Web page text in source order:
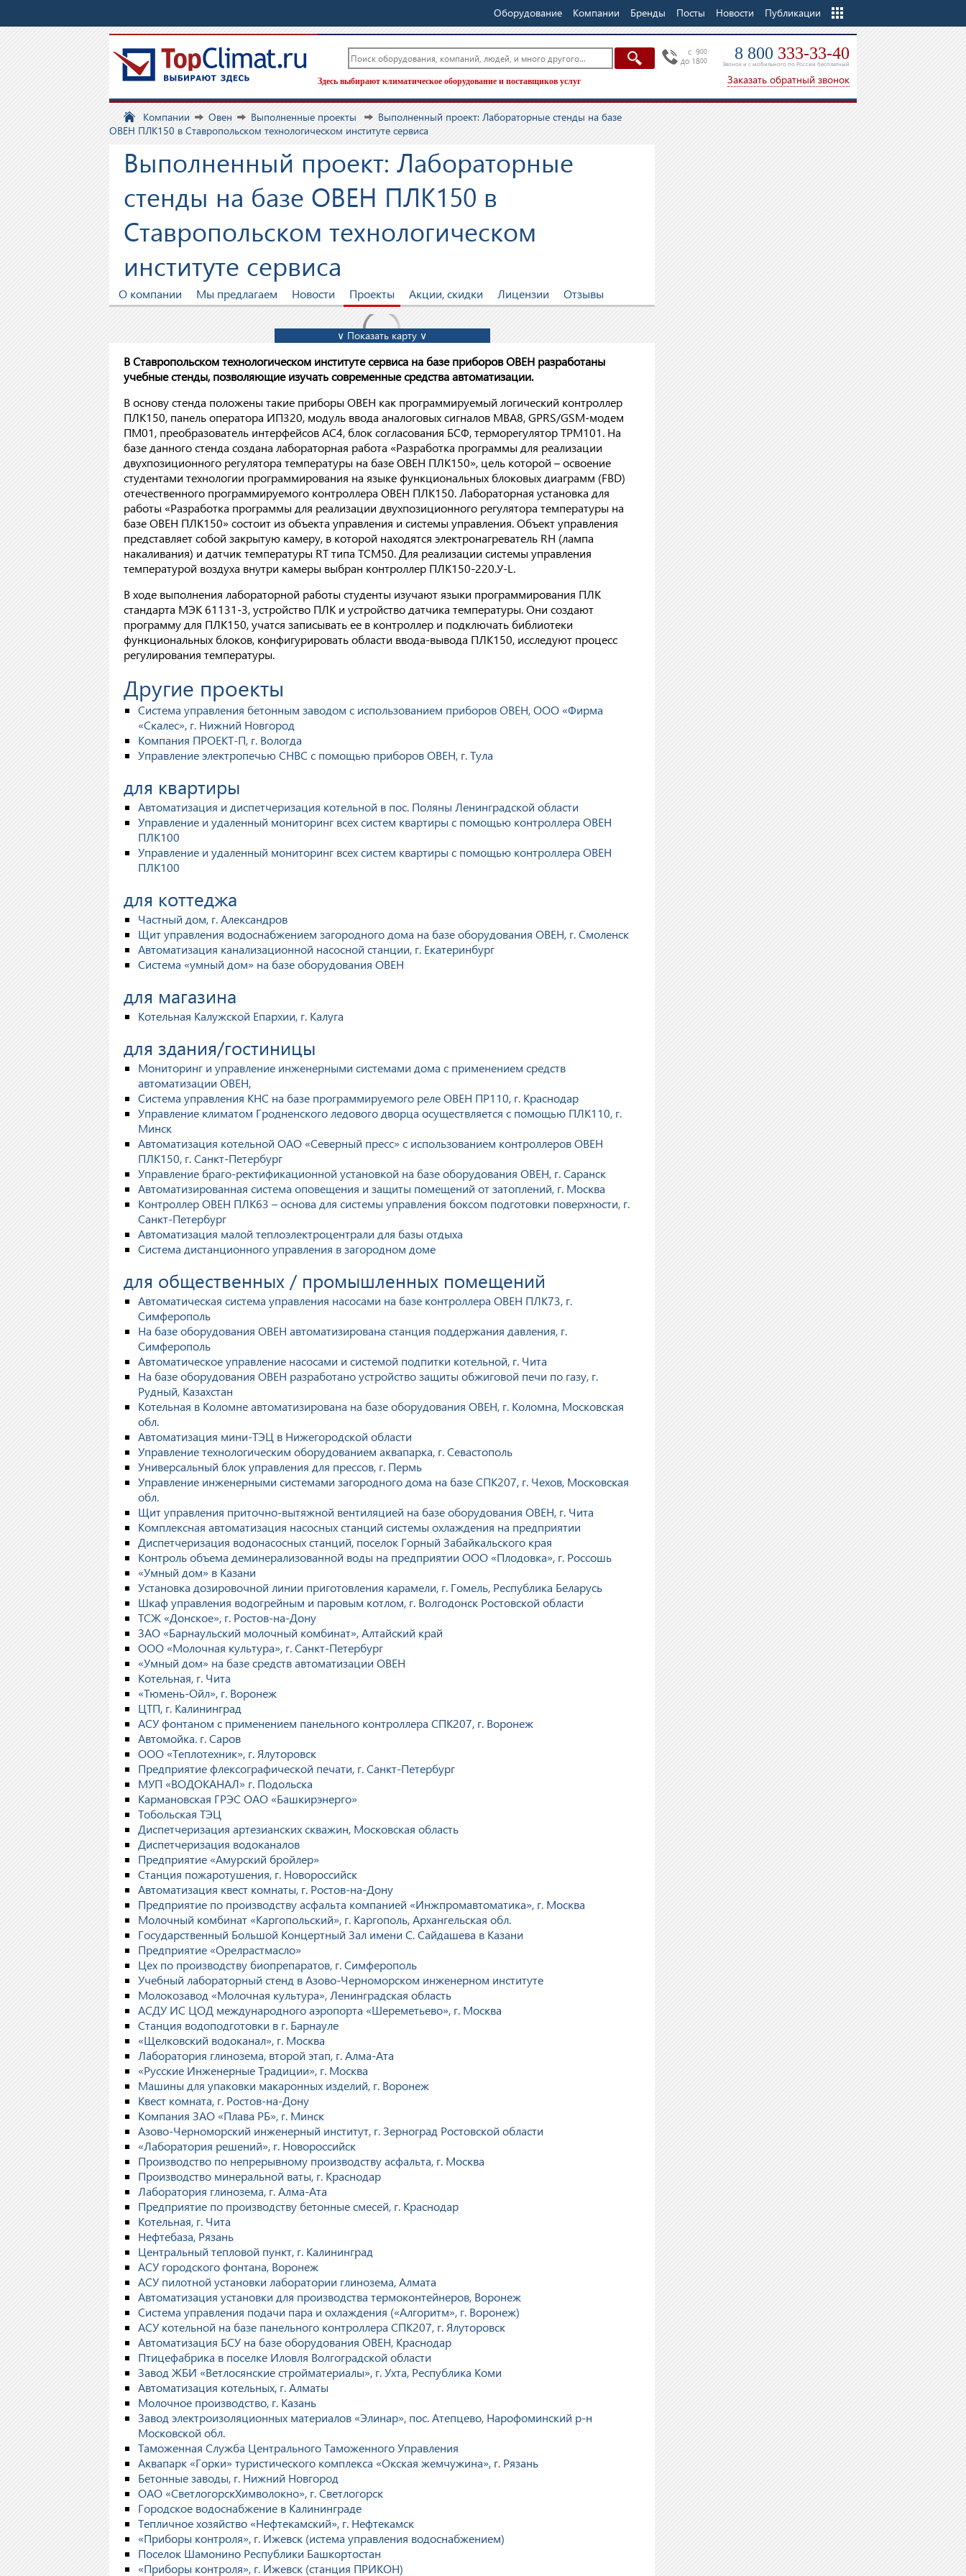
Оборудование Компании Бренды Посты Новости Публикации
Еще
c 900
до 1800 8 800 333-33-40
Звонок и с мобильного по России бесплатный
Заказать обратный звонок
Здесь выбирают климатическое оборудование и поставщиков услуг
Компании Овен Выполненные проекты
Выполненный проект: Лабораторные стенды на базе
ОВЕН ПЛК150 в Ставропольском технологическом институте сервиса
Выполненный проект: Лабораторные
стенды на базе ОВЕН ПЛК150 в
Ставропольском технологическом
институте сервиса
О компании Мы предлагаем Новости Проекты Акции, скидки Лицензии Отзывы
∨ Показать карту ∨
В Ставропольском технологическом институте сервиса на базе приборов ОВЕН разработаны
учебные стенды, позволяющие изучать современные средства автоматизации.
В основу стенда положены такие приборы ОВЕН как программируемый логический контроллер
ПЛК150, панель оператора ИП320, модуль ввода аналоговых сигналов МВА8, GPRS/GSM-модем
ПМ01, преобразователь интерфейсов АС4, блок согласования БСФ, терморегулятор ТРМ101. На
базе данного стенда создана лабораторная работа «Разработка программы для реализации
двухпозиционного регулятора температуры на базе ОВЕН ПЛК150», цель которой – освоение
студентами технологии программирования на языке функциональных блоковых диаграмм (FBD)
отечественного программируемого контроллера ОВЕН ПЛК150. Лабораторная установка для
работы «Разработка программы для реализации двухпозиционного регулятора температуры на
базе ОВЕН ПЛК150» состоит из объекта управления и системы управления. Объект управления
представляет собой закрытую камеру, в которой находятся электронагреватель RН (лампа
накаливания) и датчик температуры RT типа ТСМ50. Для реализации системы управления
температурой воздуха внутри камеры выбран контроллер ПЛК150-220.У-L.
В ходе выполнения лабораторной работы студенты изучают языки программирования ПЛК
стандарта МЭК 61131-3, устройство ПЛК и устройство датчика температуры. Они создают
программу для ПЛК150, учатся записывать ее в контроллер и подключать библиотеки
функциональных блоков, конфигурировать области ввода-вывода ПЛК150, исследуют процесс
регулирования температуры.
Другие проекты
Система управления бетонным заводом с использованием приборов ОВЕН, ООО «Фирма
«Скалес», г. Нижний Новгород
Компания ПРОЕКТ-П, г. Вологда
Управление электропечью СНВС с помощью приборов ОВЕН, г. Тула
для квартиры
Автоматизация и диспетчеризация котельной в пос. Поляны Ленинградской области
Управление и удаленный мониторинг всех систем квартиры с помощью контроллера ОВЕН
ПЛК100
Управление и удаленный мониторинг всех систем квартиры с помощью контроллера ОВЕН
ПЛК100
для коттеджа
Частный дом, г. Александров
Щит управления водоснабжением загородного дома на базе оборудования ОВЕН, г. Смоленск
Автоматизация канализационной насосной станции, г. Екатеринбург
Система «умный дом» на базе оборудования ОВЕН
для магазина
Котельная Калужской Епархии, г. Калуга
для здания/гостиницы
Мониторинг и управление инженерными системами дома с применением средств
автоматизации ОВЕН,
Система управления КНС на базе программируемого реле ОВЕН ПР110, г. Краснодар
Управление климатом Гродненского ледового дворца осуществляется с помощью ПЛК110, г.
Минск
Автоматизация котельной ОАО «Северный пресс» с использованием контроллеров ОВЕН
ПЛК150, г. Санкт-Петербург
Управление браго-ректификационной установкой на базе оборудования ОВЕН, г. Саранск
Автоматизированная система оповещения и защиты помещений от затоплений, г. Москва
Контроллер ОВЕН ПЛК63 – основа для системы управления боксом подготовки поверхности, г.
Санкт-Петербург
Автоматизация малой теплоэлектроцентрали для базы отдыха
Система дистанционного управления в загородном доме
для общественных / промышленных помещений
Автоматическая система управления насосами на базе контроллера ОВЕН ПЛК73, г.
Симферополь
На базе оборудования ОВЕН автоматизирована станция поддержания давления, г.
Симферополь
Автоматическое управление насосами и системой подпитки котельной, г. Чита
На базе оборудования ОВЕН разработано устройство защиты обжиговой печи по газу, г.
Рудный, Казахстан
Котельная в Коломне автоматизирована на базе оборудования ОВЕН, г. Коломна, Московская
обл.
Автоматизация мини-ТЭЦ в Нижегородской области
Управление технологическим оборудованием аквапарка, г. Севастополь
Универсальный блок управления для прессов, г. Пермь
Управление инженерными системами загородного дома на базе СПК207, г. Чехов, Московская
обл.
Щит управления приточно-вытяжной вентиляцией на базе оборудования ОВЕН, г. Чита
Комплексная автоматизация насосных станций системы охлаждения на предприятии
Диспетчеризация водонасосных станций, поселок Горный Забайкальского края
Контроль объема деминерализованной воды на предприятии ООО «Плодовка», г. Россошь
«Умный дом» в Казани
Установка дозировочной линии приготовления карамели, г. Гомель, Республика Беларусь
Шкаф управления водогрейным и паровым котлом, г. Волгодонск Ростовской области
ТСЖ «Донское», г. Ростов-на-Дону
ЗАО «Барнаульский молочный комбинат», Алтайский край
ООО «Молочная культура», г. Санкт-Петербург
«Умный дом» на базе средств автоматизации ОВЕН
Котельная, г. Чита
«Тюмень-Ойл», г. Воронеж
ЦТП, г. Калининград
АСУ фонтаном с применением панельного контроллера СПК207, г. Воронеж
Автомойка. г. Саров
ООО «Теплотехник», г. Ялуторовск
Предприятие флексографической печати, г. Санкт-Петербург
МУП «ВОДОКАНАЛ» г. Подольска
Кармановская ГРЭС ОАО «Башкирэнерго»
Тобольская ТЭЦ
Диспетчеризация артезианских скважин, Московская область
Диспетчеризация водоканалов
Предприятие «Амурский бройлер»
Станция пожаротушения, г. Новороссийск
Автоматизация квест комнаты, г. Ростов-на-Дону
Предприятие по производству асфальта компанией «Инжпромавтоматика», г. Москва
Молочный комбинат «Каргопольский», г. Каргополь, Архангельская обл.
Государственный Большой Концертный Зал имени С. Сайдашева в Казани
Предприятие «Орелрастмасло»
Цех по производству биопрепаратов, г. Симферополь
Учебный лабораторный стенд в Азово-Черноморском инженерном институте
Молокозавод «Молочная культура», Ленинградская область
АСДУ ИС ЦОД международного аэропорта «Шереметьево», г. Москва
Станция водоподготовки в г. Барнауле
«Щелковский водоканал», г. Москва
Лаборатория глинозема, второй этап, г. Алма-Ата
«Русские Инженерные Традиции», г. Москва
Машины для упаковки макаронных изделий, г. Воронеж
Квест комната, г. Ростов-на-Дону
Компания ЗАО «Плава РБ», г. Минск
Азово-Черноморский инженерный институт, г. Зерноград Ростовской области
«Лаборатория решений», г. Новороссийск
Производство по непрерывному производству асфальта, г. Москва
Производство минеральной ваты, г. Краснодар
Лаборатория глинозема, г. Алма-Ата
Предприятие по производству бетонные смесей, г. Краснодар
Котельная, г. Чита
Нефтебаза, Рязань
Центральный тепловой пункт, г. Калининград
АСУ городского фонтана, Воронеж
АСУ пилотной установки лаборатории глинозема, Алмата
Автоматизация установки для производства термоконтейнеров, Воронеж
Система управления подачи пара и охлаждения («Алгоритм», г. Воронеж)
АСУ котельной на базе панельного контроллера СПК207, г. Ялуторовск
Автоматизация БСУ на базе оборудования ОВЕН, Краснодар
Птицефабрика в поселке Иловля Волгоградской области
Завод ЖБИ «Ветлосянские стройматериалы», г. Ухта, Республика Коми
Автоматизация котельных, г. Алматы
Молочное производство, г. Казань
Завод электроизоляционных материалов «Элинар», пос. Атепцево, Нарофоминский р-н
Московской обл.
Таможенная Служба Центрального Таможенного Управления
Аквапарк «Горки» туристического комплекса «Окская жемчужина», г. Рязань
Бетонные заводы, г. Нижний Новгород
ОАО «СветлогорскХимволокно», г. Светлогорск
Городское водоснабжение в Калининграде
Тепличное хозяйство «Нефтекамский», г. Нефтекамск
«Приборы контроля», г. Ижевск (истема управления водоснабжением)
Поселок Шамонино Республики Башкортостан
«Приборы контроля», г. Ижевск (станция ПРИКОН)